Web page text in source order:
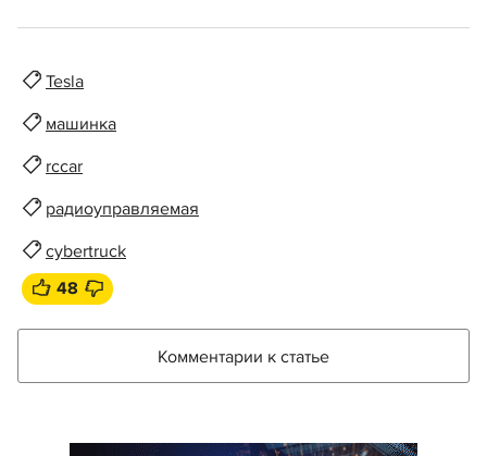
Tesla
машинка
rccar
радиоуправляемая
cybertruck
48
Комментарии к статье